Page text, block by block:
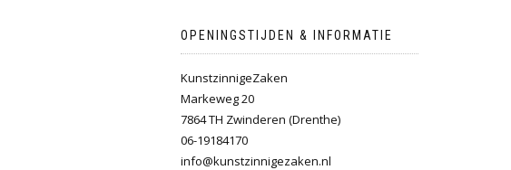
OPENINGSTIJDEN & INFORMATIE
KunstzinnigeZaken
Markeweg 20
7864 TH Zwinderen (Drenthe)
06-19184170
info@kunstzinnigezaken.nl